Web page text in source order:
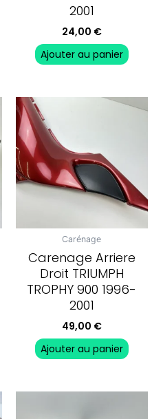
2001
24,00 €
Ajouter au panier
Carénage
Carenage Arriere
Droit TRIUMPH
TROPHY 900 1996-
2001
49,00 €
Ajouter au panier